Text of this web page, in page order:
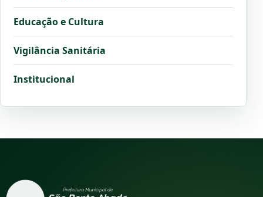
Educação e Cultura
Vigilância Sanitária
Institucional